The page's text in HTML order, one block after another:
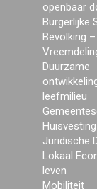
openbaar
Burgerlijke
Bevolking –
Duurzame
leefmilieu
Huisvesting
Juridische
Lokaal
leven
Mobiliteit